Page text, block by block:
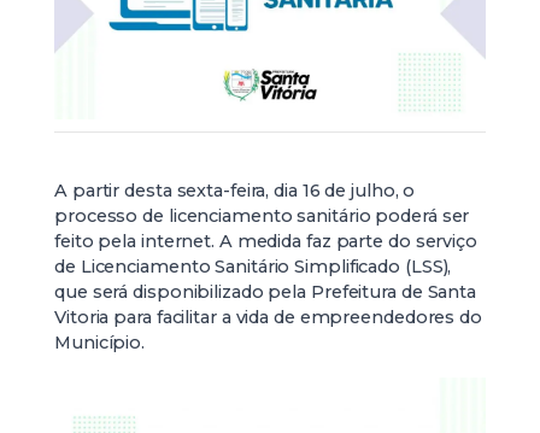
A partir desta sexta-feira, dia 16 de julho, o
processo de licenciamento sanitário poderá ser
feito pela internet. A medida faz parte do serviço
de Licenciamento Sanitário Simplificado (LSS),
que será disponibilizado pela Prefeitura de Santa
Vitoria para facilitar a vida de empreendedores do
Município.